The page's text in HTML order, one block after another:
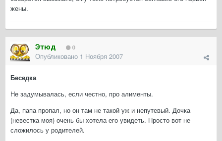
жены.
Этюд 0
Опубликовано 1 Ноября 2007
Беседка
Не задумывалась, если честно, про алименты.
Да, папа пропал, но он там не такой уж и непутевый. Дочка
(невестка моя) очень бы хотела его увидеть. Просто вот не
сложилось у родителей.